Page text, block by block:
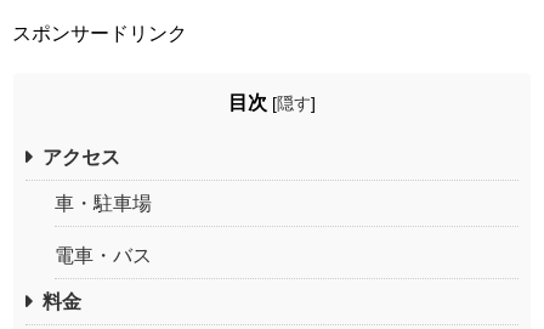
スポンサードリンク
目次 [隠す]
アクセス
車・駐車場
電車・バス
料金